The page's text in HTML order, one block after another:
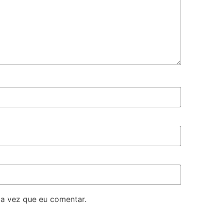
vez que eu comentar.